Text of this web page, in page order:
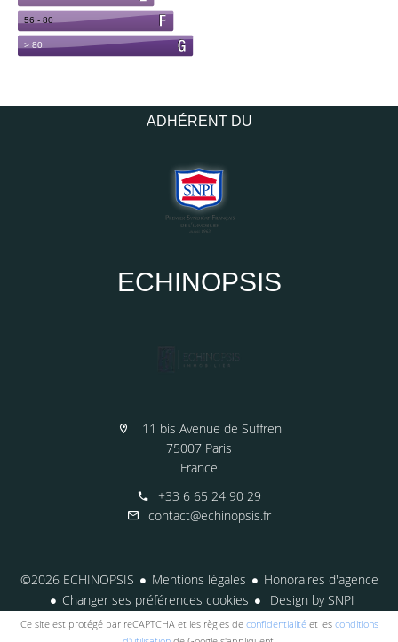
ADHÉRENT DU
ECHINOPSIS
11 bis Avenue de Suffren
75007 Paris
France
+33 6 65 24 90 29
contact@echinopsis.fr
©2026 ECHINOPSIS Mentions légales
Honoraires d'agence
Changer ses préférences cookies
Design bySNPI
Ce site est protégé par reCAPTCHA et les règles de confidentialitéet les conditions